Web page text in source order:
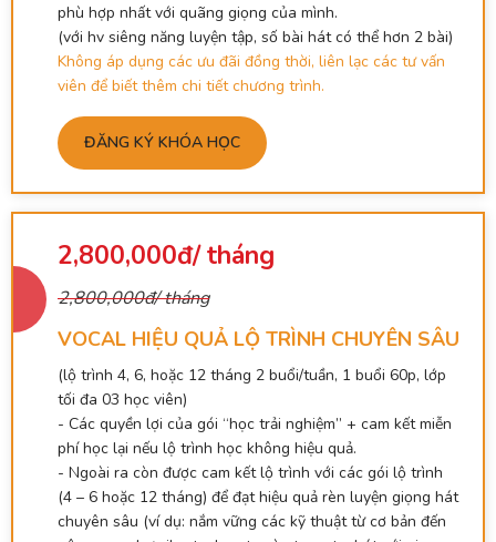
phù hợp nhất với quãng giọng của mình.
(với hv siêng năng luyện tập, số bài hát có thể hơn 2 bài)
Không áp dụng các ưu đãi đồng thời, liên lạc các tư vấn
viên để biết thêm chi tiết chương trình.
ĐĂNG KÝ KHÓA HỌC
2,800,000đ/ tháng
2,800,000đ/ tháng
VOCAL HIỆU QUẢ LỘ TRÌNH CHUYÊN SÂU
(lộ trình 4, 6, hoặc 12 tháng 2 buổi/tuần, 1 buổi 60p, lớp
tối đa 03 học viên)
- Các quyền lợi của gói “học trải nghiệm” + cam kết miễn
phí học lại nếu lộ trình học không hiệu quả.
- Ngoài ra còn được cam kết lộ trình với các gói lộ trình
(4 – 6 hoặc 12 tháng) để đạt hiệu quả rèn luyện giọng hát
chuyên sâu (ví dụ: nắm vững các kỹ thuật từ cơ bản đến